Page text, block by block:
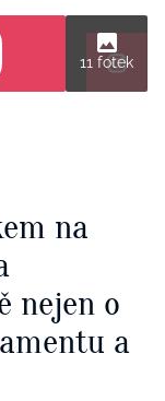
11 fotek
na
nejen o
a